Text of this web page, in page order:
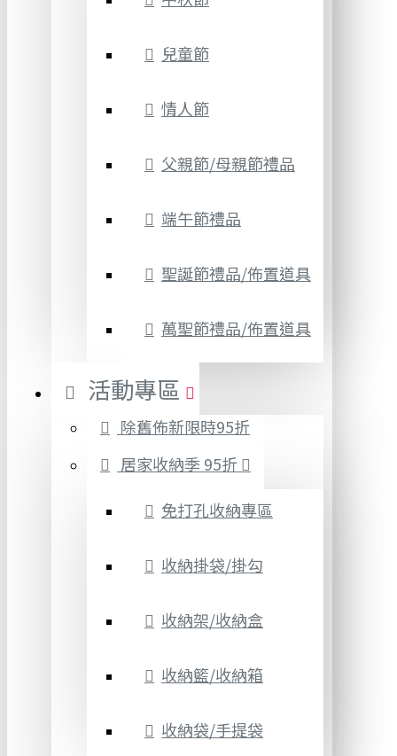
兒童節
情人節
父親節/母親節禮品
端午節禮品
聖誕節禮品/佈置道具
萬聖節禮品/佈置道具
活動專區
除舊佈新限時95折
居家收納季 95折
免打孔收納專區
收納掛袋/掛勾
收納架/收納盒
收納籃/收納箱
收納袋/手提袋